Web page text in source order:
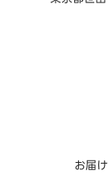
お届